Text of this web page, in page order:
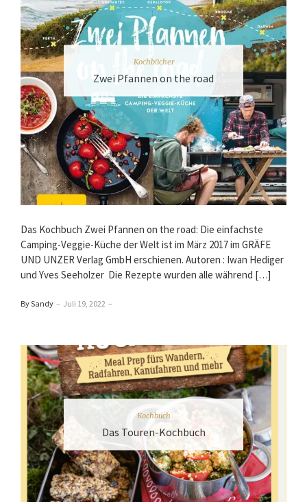
Kochbücher
Zwei Pfannen on the road
Das Kochbuch Zwei Pfannen on the road: Die einfachste
Camping-Veggie-Küche der Welt ist im März 2017 im GRÄFE
UND UNZER Verlag GmbH erschienen. Autoren : Iwan Hediger
und Yves Seeholzer Die Rezepte wurden alle während […]
By Sandy – Juli 19, 2022 –
Kochbuch
Das Touren-Kochbuch